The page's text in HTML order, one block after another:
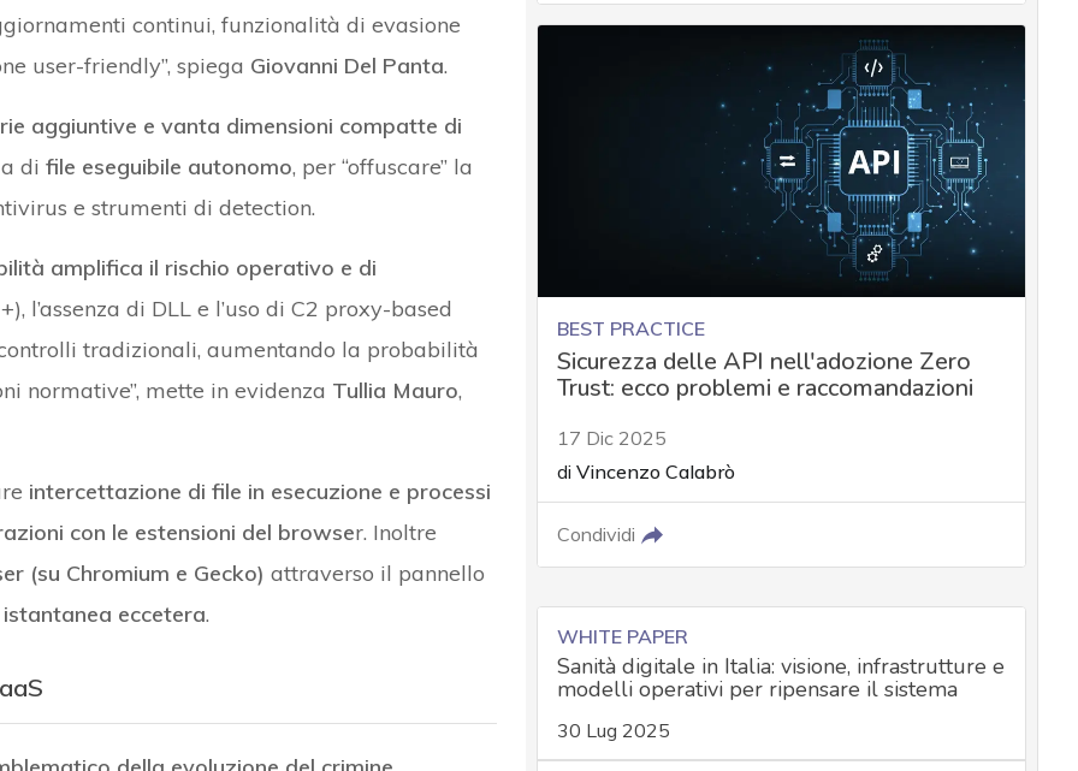
continui, funzionalità di evasione
user-friendly”, spiega Giovanni Del Panta.
aggiuntive e vanta dimensioni compatte di
di file eseguibile autonomo, per “offuscare” la
e strumenti di detection.
amplifica il rischio operativo e di
l’assenza di DLL e l’uso di C2 proxy-based
tradizionali, aumentando la probabilità
normative”, mette in evidenza Tullia Mauro,
intercettazione di file in esecuzione e processi
con le estensioni del browser. Inoltre
(su Chromium e Gecko) attraverso il pannello
eccetera.
BEST PRACTICE
Sicurezza delle API nell'adozione Zero
Trust: ecco problemi e raccomandazioni
17 Dic 2025
di Vincenzo Calabrò
Condividi
WHITE PAPER
Sanità digitale in Italia: visione, infrastrutture e
modelli operativi per ripensare il sistema
30 Lug 2025